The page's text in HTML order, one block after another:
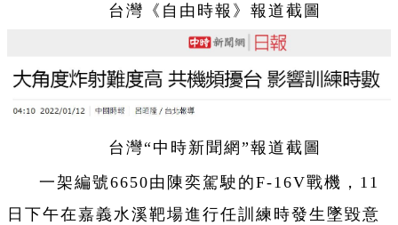
台灣《自由時報》報道截圖
台灣“中時新聞網”報道截圖
一架編號6650由陳奕駕駛的F-16V戰機，11
日下午在嘉義水溪靶場進行任訓練時發生墜毀意